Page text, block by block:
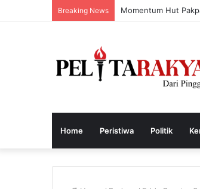
Breaking News Momentum Hut
Home Peristiwa Politik